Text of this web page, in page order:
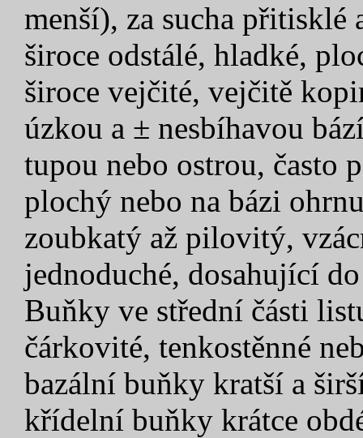
menší), za sucha přitisklé
široce odstálé, hladké,
široce vejčité, vejčitě
úzkou a ± nesbíhavou
tupou nebo ostrou, často
plochý nebo na bázi
zoubkatý až pilovitý,
jednoduché, dosahující
Buňky ve střední části
čárkovité, tenkostěnné
bazální buňky kratší a
křídelní buňky krátce